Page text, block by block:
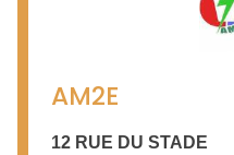
AM2E
12 RUE DU STADE